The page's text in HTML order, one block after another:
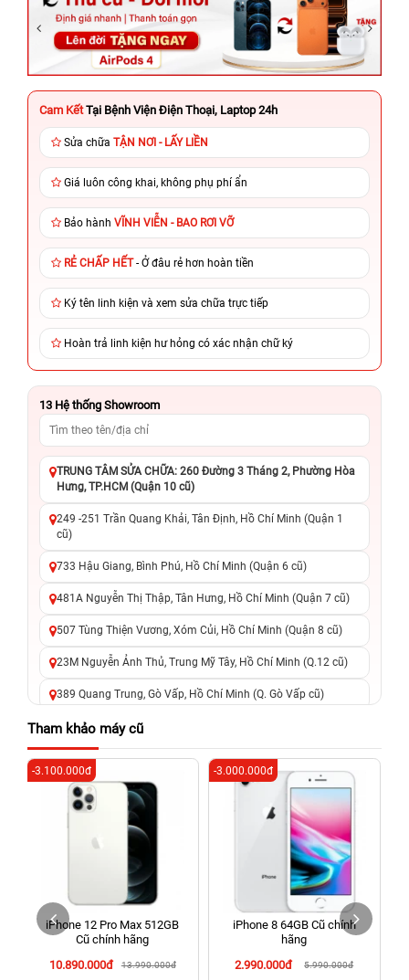
Cam Kết Tại Bệnh Viện Điện Thoại, Laptop 24h
Sửa chữa TẬN NƠI - LẤY LIỀN
Giá luôn công khai, không phụ phí ẩn
Bảo hành VĨNH VIỄN - BAO RƠI VỠ
RẺ CHẤP HẾT- Ở đâu rẻ hơn hoàn tiền
Ký tên linh kiện và xem sửa chữa trực tiếp
Hoàn trả linh kiện hư hỏng có xác nhận chữ ký
13 Hệ thống Showroom
TRUNG TÂM SỬA CHỮA: 260 Đường 3 Tháng 2, Phường Hòa
Hưng, TP.HCM (Quận 10 cũ)
249 -251 Trần Quang Khải, Tân Định, Hồ Chí Minh (Quận 1
cũ)
733 Hậu Giang, Bình Phú, Hồ Chí Minh (Quận 6 cũ)
481A Nguyễn Thị Thập, Tân Hưng, Hồ Chí Minh (Quận 7 cũ)
507 Tùng Thiện Vương, Xóm Củi, Hồ Chí Minh (Quận 8 cũ)
23M Nguyễn Ảnh Thủ, Trung Mỹ Tây, Hồ Chí Minh (Q.12 cũ)
389 Quang Trung, Gò Vấp, Hồ Chí Minh (Q. Gò Vấp cũ)
625 - 625A Âu Cơ, Tân Phú, Hồ Chí Minh (Quận Tân Phú cũ)
326 Lê Văn Việt, Tăng Nhơn Phú, Hồ Chí Minh (Q.9 TP. Thủ
Đức cũ)
256 Võ Văn Ngân, Thủ Đức, Hồ Chí Minh (Bình Thọ, TP. Thủ
70 Nguyễn An Ninh, Dĩ An, Hồ Chí Minh (Bình Dương Cũ)
24h Vũng Tàu: 162A Ba Cu, Vũng Tàu, Hồ Chí Minh (TP. Vũng
Tàu cũ)
198 Hoàng Văn Thụ, Tân Sơn Nhất, Hồ Chí Minh (Tân Bình
Tham khảo máy cũ
iPhone 12 Pro Max 512GB
Cũ chính hãng
10.890.000đ
13.990.000đ
-3.100.000đ
iPhone 8 64GB Cũ chính
hãng
2.990.000đ
5.990.000đ
-3.000.000đ